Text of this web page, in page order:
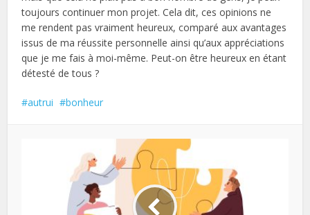
toujours continuer mon projet. Cela dit, ces opinions ne
me rendent pas vraiment heureux, comparé aux avantages
issus de ma réussite personnelle ainsi qu’aux appréciations
que je me fais à moi-même. Peut-on être heureux en étant
détesté de tous ?
autrui bonheur